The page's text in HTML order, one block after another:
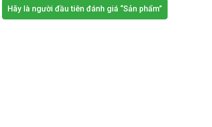
Hãy là người đầu tiên đánh giá “Sản phẩm”